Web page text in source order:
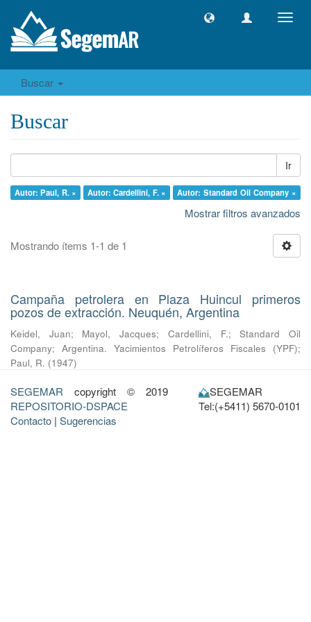
Buscar
Buscar
Ir
Autor: Paul, R. × Autor: Cardellini, F. × Autor: Standard Oil Company ×
Mostrar filtros avanzados
Mostrando ítems 1-1 de 1
Campaña petrolera en Plaza Huincul primeros
pozos de extracción. Neuquén, Argentina
Keidel, Juan; Mayol, Jacques; Cardellini, F.;Standard Oil
Company; Argentina. Yacimientos Petrolíferos Fiscales (YPF);
Paul, R. (1947)
SEGEMAR copyright © 2019
REPOSITORIO-DSPACE
Contacto | Sugerencias
SEGEMAR
Tel:(+5411) 5670-0101